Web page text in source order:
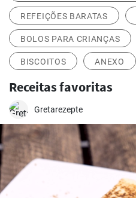
REFEIÇÕES BARATAS
BOLOS PARA CRIANÇAS
BISCOITOS ANEXO
Receitas favoritas
Gretarezepte